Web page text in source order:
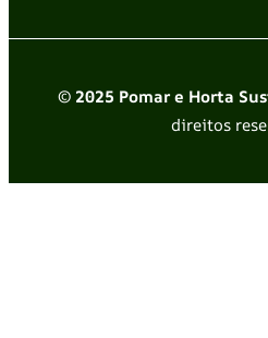
© 2025 Pomar e Horta
direitos